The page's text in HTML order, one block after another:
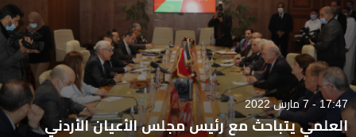
17:47 - 7 مارس 2022
العلمي يتباحث مع رئيس مجلس الأعيان الأردني